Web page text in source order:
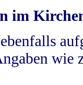
im
wie